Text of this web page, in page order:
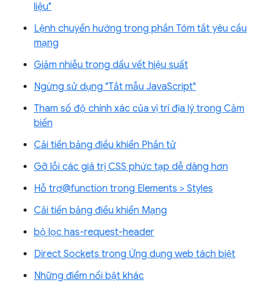
liệu"
Lệnh chuyển hướng trong phần Tóm tắt yêu cầu
mạng
Giảm nhiễu trong dấu vết hiệu suất
Ngừng sử dụng "Tắt mẫu JavaScript"
Tham số độ chính xác của vị trí địa lý trong Cảm
biến
Cải tiến bảng điều khiển Phần tử
Gỡ lỗi các giá trị CSS phức tạp dễ dàng hơn
Hỗ trợ@function trong Elements > Styles
Cải tiến bảng điều khiển Mạng
bộ lọc has-request-header
Direct Sockets trong Ứng dụng web tách biệt
Những điểm nổi bật khác